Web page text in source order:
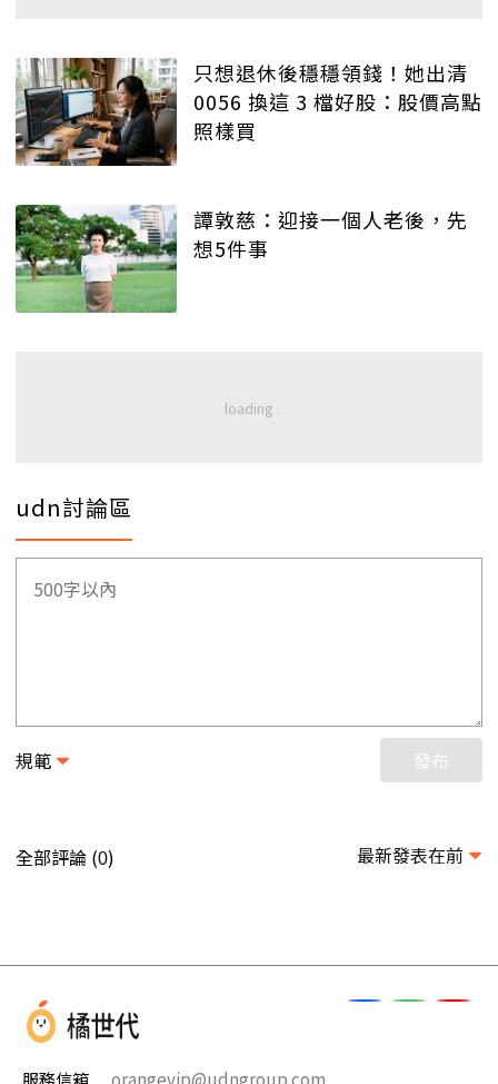
只想退休後穩穩領錢！她出清
0056 換這 3 檔好股：股價高點
照樣買
譚敦慈：迎接一個人老後，先
想5件事
udn討論區
規範 發布
全部評論 (0) 最新發表在前
服務信箱 orangevip@udngroup.com